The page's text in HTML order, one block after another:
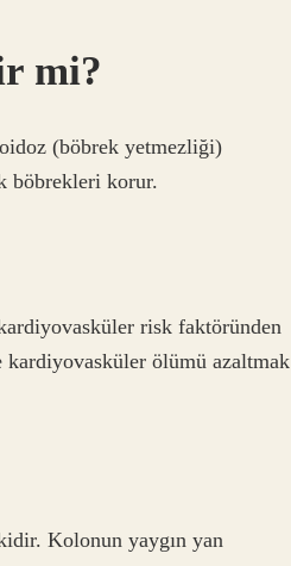
mi?
(böbrek yetmezliği)
böbrekleri korur.
risk faktöründen
kardiyovasküler ölümü azaltmak
Kolonun yaygın yan